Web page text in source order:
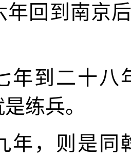
年回到南京
年到二十八
练兵。
年，则是同